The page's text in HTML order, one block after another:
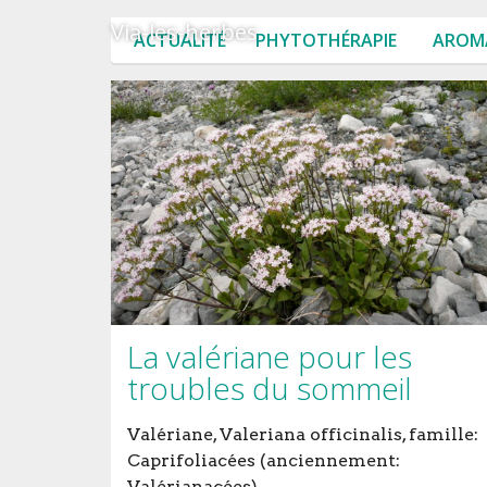
Via-les-herbes
ACTUALITÉ PHYTOTHÉRAPIE
La valériane pour les
troubles du sommeil
Valériane, Valeriana officinalis, famille:
Caprifoliacées (anciennement: